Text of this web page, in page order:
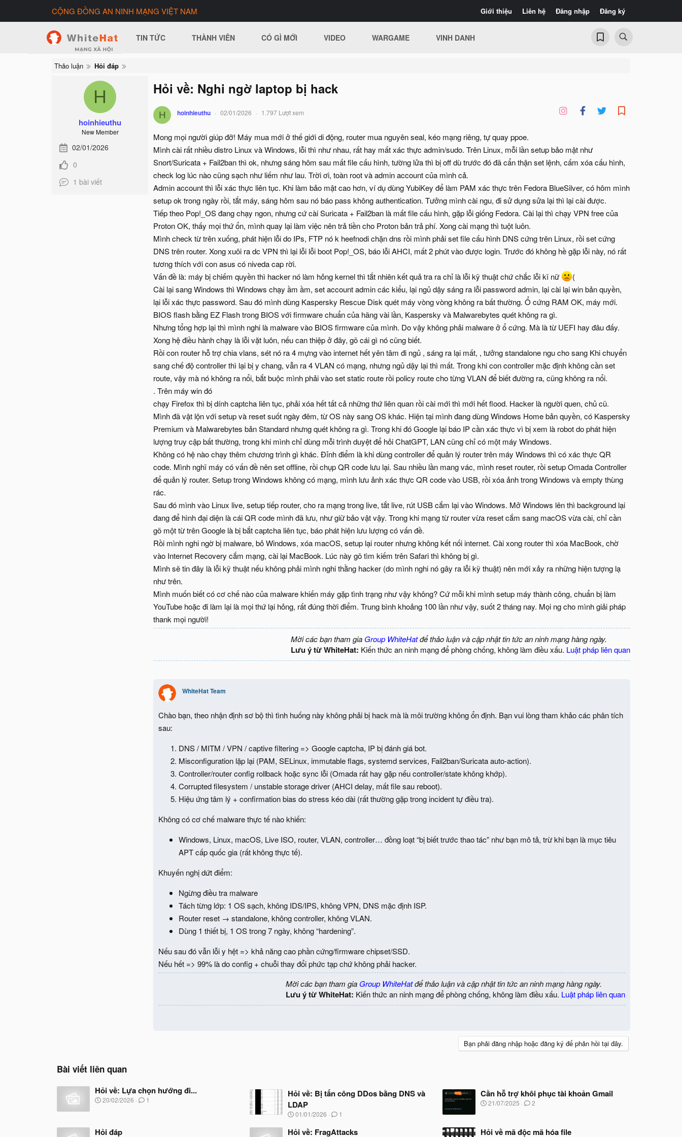
Giới thiệu Liên hệ Đăng nhập Đăng ký
CỘNG ĐỒNG AN NINH MẠNG VIỆT NAM
TIN TỨC THÀNH VIÊN CÓ GÌ MỚI VIDEO WARGAME VINH DANH
Thảo luận Hỏi đáp
H
hoinhieuthu
New Member
02/01/2026
0
1 bài viết
Hỏi về: Nghi ngờ laptop bị hack
H hoinhieuthu 02/01/2026 1.797 Lượt xem
Mong mọi người giúp đỡ! Máy mua mới ở thế giới di động, router mua nguyên seal, kéo mạng riêng, tự quay ppoe.
Mình cài rất nhiều distro Linux và Windows, lỗi thì như nhau, rất hay mất xác thực admin/sudo. Trên Linux, mỗi lần setup bảo mật như
Snort/Suricata + Fail2ban thì ok, nhưng sáng hôm sau mất file cấu hình, tường lửa thì bị off dù trước đó đã cẩn thận set lệnh, cấm xóa cấu hình,
check log lúc nào cũng sạch như liếm như lau. Trời ơi, toàn root và admin account của mình cả.
Admin account thì lỗi xác thực liên tục. Khi làm bảo mật cao hơn, ví dụ dùng YubiKey để làm PAM xác thực trên Fedora BlueSilver, có hôm mình
setup ok trong ngày rồi, tắt máy, sáng hôm sau nó báo pass không authentication. Tưởng mình cài ngu, đi sử dụng sửa lại thì lại cài được.
Tiếp theo Pop!_OS đang chạy ngon, nhưng cứ cài Suricata + Fail2ban là mất file cấu hình, gặp lỗi giống Fedora. Cài lại thì chạy VPN free của
Proton OK, thấy mọi thứ ổn, mình quay lại làm việc nên trả tiền cho Proton bản trả phí. Xong cài mạng thì tuột luôn.
Mình check từ trên xuống, phát hiện lỗi do IPs, FTP nó k heefnodi chặn dns rồi mình phải set file cấu hình DNS cứng trên Linux, rồi set cứng
DNS trên router. Xong xuôi ra dc VPN thì lại lỗi lỗi boot Pop!_OS, báo lỗi AHCI, mất 2 phút vào được login. Trước đó không hề gặp lỗi này, nó rất
tương thích với con asus có niveda cap rời.
Vấn đề là: máy bị chiếm quyền thì hacker nó làm hỏng kernel thì tắt nhiên kết quả tra ra chỉ là lỗi kỹ thuật chứ chắc lỗi kĩ nữ
(
Cài lại sang Windows thì Windows chạy ầm ầm, set account admin các kiểu, lại ngủ dậy sáng ra lỗi password admin, lại cài lại win bản quyền,
lại lỗi xác thực password. Sau đó mình dùng Kaspersky Rescue Disk quét máy vòng vòng không ra bất thường. Ổ cứng RAM OK, máy mới.
BIOS flash bằng EZ Flash trong BIOS với firmware chuẩn của hãng vài lần, Kaspersky và Malwarebytes quét không ra gì.
Nhưng tổng hợp lại thì mình nghi là malware vào BIOS firmware của mình. Do vậy không phải malware ở ổ cứng. Mà là từ UEFI hay đâu đấy.
Xong hệ điều hành chạy là lỗi vặt luôn, nếu can thiệp ở đây, gõ cái gì nó cũng biết.
Rồi con router hỗ trợ chia vlans, sét nó ra 4 mựng vào internet hết yên tâm đi ngủ , sáng ra lại mất, , tưởng standalone ngu cho sang Khi chuyển
sang chế độ controller thì lại bị y chang, vẫn ra 4 VLAN có mạng, nhưng ngủ dậy lại thì mất. Trong khi con controller mặc định không cần set
route, vậy mà nó không ra nổi, bắt buộc mình phải vào set static route rồi policy route cho từng VLAN để biết đường ra, cũng không ra nổi.
. Trên máy win đó
chạy Firefox thì bị dính captcha liên tục, phải xóa hết tất cả những thứ liên quan rồi cài mới thì mới hết flood. Hacker là người quen, chủ cũ.
Mình đã vật lộn với setup và reset suốt ngày đêm, từ OS này sang OS khác. Hiện tại mình đang dùng Windows Home bản quyền, có Kaspersky
Premium và Malwarebytes bản Standard nhưng quét không ra gì. Trong khi đó Google lại báo IP cần xác thực vì bị xem là robot do phát hiện
lượng truy cập bất thường, trong khi mình chỉ dùng mỗi trình duyệt để hỏi ChatGPT, LAN cũng chỉ có một máy Windows.
Không có hệ nào chạy thêm chương trình gì khác. Đỉnh điểm là khi dùng controller để quản lý router trên máy Windows thì có xác thực QR
code. Mình nghĩ máy có vấn đề nên set offline, rồi chụp QR code lưu lại. Sau nhiều lần mang vác, mình reset router, rồi setup Omada Controller
để quản lý router. Setup trong Windows không có mạng, mình lưu ảnh xác thực QR code vào USB, rồi xóa ảnh trong Windows và empty thùng
rác.
Sau đó mình vào Linux live, setup tiếp router, cho ra mạng trong live, tắt live, rút USB cắm lại vào Windows. Mở Windows lên thì background lại
đang để hình đại diện là cái QR code mình đã lưu, như giữ bảo vật vậy. Trong khi mạng từ router vừa reset cắm sang macOS vừa cài, chỉ cần
gõ một từ trên Google là bị bắt captcha liên tục, báo phát hiện lưu lượng có vấn đề.
Rồi mình nghi ngờ bị malware, bỏ Windows, xóa macOS, setup lại router nhưng không kết nối internet. Cài xong router thì xóa MacBook, chờ
vào Internet Recovery cắm mạng, cài lại MacBook. Lúc này gõ tìm kiếm trên Safari thì không bị gì.
Mình sẽ tin đây là lỗi kỹ thuật nếu không phải mình nghi thằng hacker (do mình nghi nó gây ra lỗi kỹ thuật) nên mới xảy ra những hiện tượng lạ
như trên.
Mình muốn biết có cơ chế nào của malware khiến máy gặp tình trạng như vậy không? Cứ mỗi khi mình setup máy thành công, chuẩn bị làm
YouTube hoặc đi làm lại là mọi thứ lại hỏng, rất đúng thời điểm. Trung bình khoảng 100 lần như vậy, suốt 2 tháng nay. Mọi ng cho mình giải pháp
thank mọi người!
Mời các bạn tham gia Group WhiteHatđể thảo luận và cập nhật tin tức an ninh mạng hàng ngày.
Lưu ý từ WhiteHat: Kiến thức an ninh mạng để phòng chống, không làm điều xấu. Luật pháp liên quan
WhiteHat Team
Chào bạn, theo nhận định sơ bộ thì tình huống này không phải bị hack mà là môi trường không ổn định. Bạn vui lòng tham khảo các phân tích
sau:
DNS / MITM / VPN / captive filtering => Google captcha, IP bị đánh giá bot.
Misconfiguration lặp lại (PAM, SELinux, immutable flags, systemd services, Fail2ban/Suricata auto-action).
Controller/router config rollback hoặc sync lỗi (Omada rất hay gặp nếu controller/state không khớp).
Corrupted filesystem / unstable storage driver (AHCI delay, mất file sau reboot).
Hiệu ứng tâm lý + confirmation bias do stress kéo dài (rất thường gặp trong incident tự điều tra).
Không có cơ chế malware thực tế nào khiến:
Windows, Linux, macOS, Live ISO, router, VLAN, controller… đồng loạt “bị biết trước thao tác” như bạn mô tả, trừ khi bạn là mục tiêu
APT cấp quốc gia (rất không thực tế).
Khuyến nghị dứt điểm:
Ngừng điều tra malware
Tách từng lớp: 1 OS sạch, không IDS/IPS, không VPN, DNS mặc định ISP.
Router reset → standalone, không controller, không VLAN.
Dùng 1 thiết bị, 1 OS trong 7 ngày, không “hardening”.
Nếu sau đó vẫn lỗi y hệt => khả năng cao phần cứng/firmware chipset/SSD.
Nếu hết => 99% là do config + chuỗi thay đổi phức tạp chứ không phải hacker.
Mời các bạn tham gia Group WhiteHatđể thảo luận và cập nhật tin tức an ninh mạng hàng ngày.
Lưu ý từ WhiteHat: Kiến thức an ninh mạng để phòng chống, không làm điều xấu. Luật pháp liên quan
Bạn phải đăng nhập hoặc đăng ký để phản hồi tại đây.
Bài viết liên quan
Hỏi về: Lựa chọn hướng đi...
N
b
20/02/2026 1
Hỏi về: Bị tấn công DDos bằng DNS và
LDAP
N
à
01/01/2026 1
Cần hỗ trợ khôi phục tài khoản Gmail
N
b
21/07/2025 2
Hỏi đáp Hỏi về: FragAttacks Hỏi về mã độc mã hóa file